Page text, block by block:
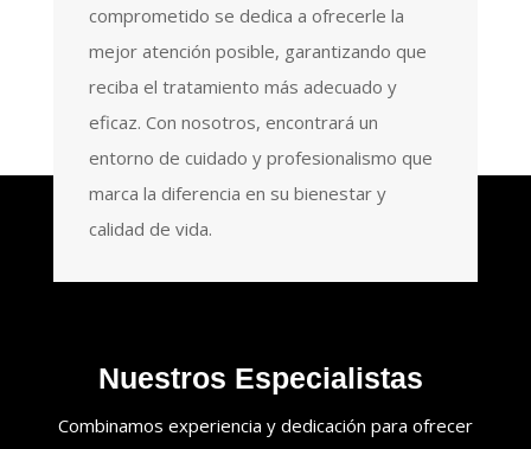
comprometido se dedica a ofrecerle la
mejor atención posible, garantizando que
reciba el tratamiento más adecuado y
eficaz. Con nosotros, encontrará un
entorno de cuidado y profesionalismo que
marca la diferencia en su bienestar y
calidad de vida.
Nuestros Especialistas
Combinamos experiencia y dedicación para ofrecer